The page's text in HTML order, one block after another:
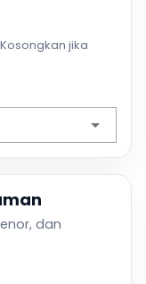
jika
dan